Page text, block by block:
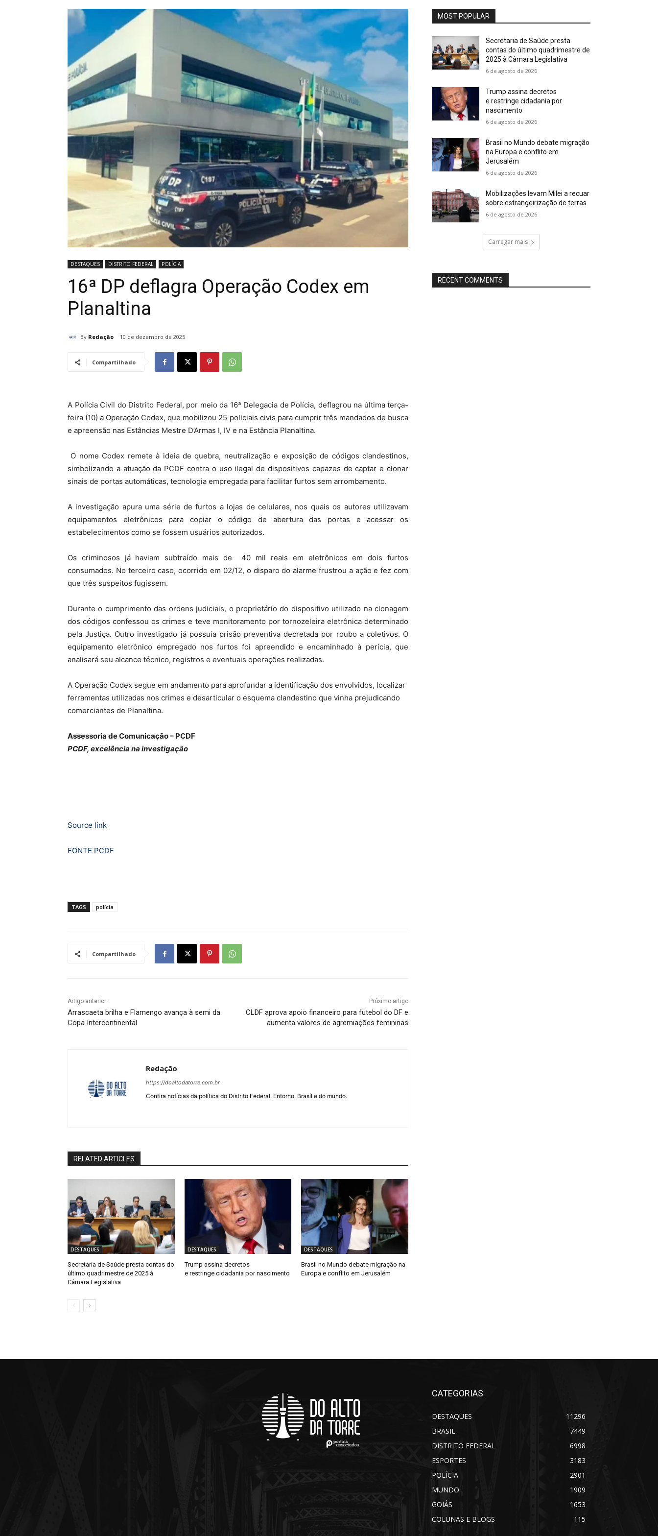
DESTAQUES DISTRITO FEDERAL POLÍCIA
16ª DP deflagra Operação Codex em
Planaltina
By Redação 10 de dezembro de 2025
Compartilhado
A Polícia Civil do Distrito Federal, por meio da 16ª Delegacia de Polícia, deflagrou na última terça-
feira (10) a Operação Codex, que mobilizou 25 policiais civis para cumprir três mandados de busca
e apreensão nas Estâncias Mestre D’Armas I, IV e na Estância Planaltina.
O nome Codex remete à ideia de quebra, neutralização e exposição de códigos clandestinos,
simbolizando a atuação da PCDF contra o uso ilegal de dispositivos capazes de captar e clonar
sinais de portas automáticas, tecnologia empregada para facilitar furtos sem arrombamento.
A investigação apura uma série de furtos a lojas de celulares, nos quais os autores utilizavam
equipamentos eletrônicos para copiar o código de abertura das portas e acessar os
estabelecimentos como se fossem usuários autorizados.
Os criminosos já haviam subtraído mais de 40 mil reais em eletrônicos em dois furtos
consumados. No terceiro caso, ocorrido em 02/12, o disparo do alarme frustrou a ação e fez com
que três suspeitos fugissem.
Durante o cumprimento das ordens judiciais, o proprietário do dispositivo utilizado na clonagem
dos códigos confessou os crimes e teve monitoramento por tornozeleira eletrônica determinado
pela Justiça. Outro investigado já possuía prisão preventiva decretada por roubo a coletivos. O
equipamento eletrônico empregado nos furtos foi apreendido e encaminhado à perícia, que
analisará seu alcance técnico, registros e eventuais operações realizadas.
A Operação Codex segue em andamento para aprofundar a identificação dos envolvidos, localizar
ferramentas utilizadas nos crimes e desarticular o esquema clandestino que vinha prejudicando
comerciantes de Planaltina.
Assessoria de Comunicação – PCDF
PCDF, excelência na investigação
Source link
FONTE PCDF
TAGS polícia
Compartilhado
Artigo anterior
Arrascaeta brilha e Flamengo avança à semi da
Copa Intercontinental
Próximo artigo
CLDF aprova apoio financeiro para futebol do DF e
aumenta valores de agremiações femininas
Redação
https://doaltodatorre.com.br
Confira notícias da política do Distrito Federal, Entorno, Brasíl e do mundo.
RELATED ARTICLES
DESTAQUES
Secretaria de Saúde presta contas do
último quadrimestre de 2025 à
Câmara Legislativa
DESTAQUES
Trump assina decretos
e restringe cidadania por nascimento
DESTAQUES
Brasil no Mundo debate migração na
Europa e conflito em Jerusalém
MOST POPULAR
Secretaria de Saúde presta
contas do último quadrimestre de
2025 à Câmara Legislativa
6 de agosto de 2026
Trump assina decretos
e restringe cidadania por
nascimento
6 de agosto de 2026
Brasil no Mundo debate migração
na Europa e conflito em
Jerusalém
6 de agosto de 2026
Mobilizações levam Milei a recuar
sobre estrangeirização de terras
6 de agosto de 2026
Carregar mais
RECENT COMMENTS
CATEGORIAS
DESTAQUES
11296
BRASIL
7449
DISTRITO FEDERAL
6998
ESPORTES
3183
POLÍCIA
2901
MUNDO
1909
GOIÁS
1653
COLUNAS E BLOGS
115